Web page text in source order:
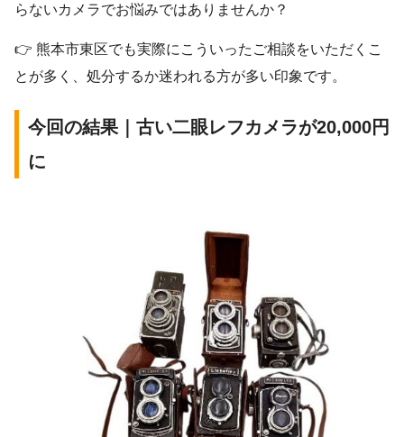
らないカメラでお悩みではありませんか？
👉 熊本市東区でも実際にこういったご相談をいただくこ
とが多く、処分するか迷われる方が多い印象です。
今回の結果｜古い二眼レフカメラが20,000円
に